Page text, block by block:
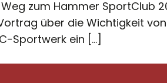
zum Hammer SportClub
über die Wichtigkeit
Sportwerk ein […]